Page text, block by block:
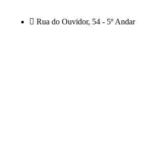
Rua do Ouvidor, 54 - 5º Andar